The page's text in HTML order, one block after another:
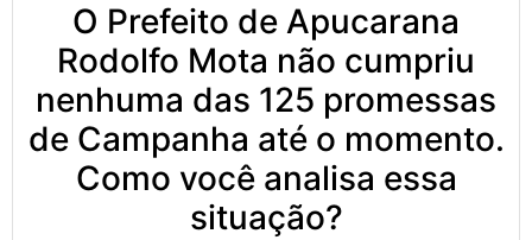
O Prefeito de Apucarana
Rodolfo Mota não cumpriu
nenhuma das 125 promessas
de Campanha até o momento.
Como você analisa essa
situação?